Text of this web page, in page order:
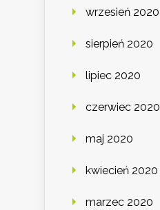
wrzesień 2020
sierpień 2020
lipiec 2020
czerwiec 2020
maj 2020
kwiecień 2020
marzec 2020